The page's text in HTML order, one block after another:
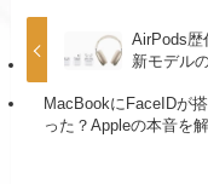
AirPods歴
新モデル
MacBookにFaceIDが
った？Appleの本音を